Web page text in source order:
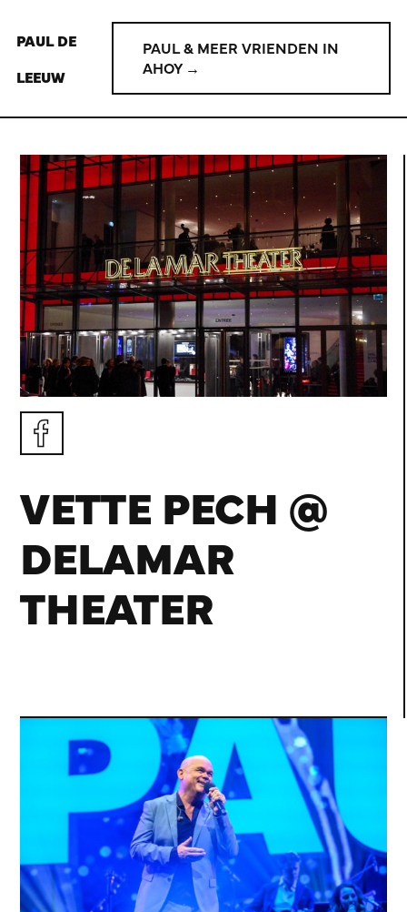
PAUL DE
LEEUW
PAUL & MEER VRIENDEN IN
AHOY →
VETTE PECH @
DELAMAR
THEATER